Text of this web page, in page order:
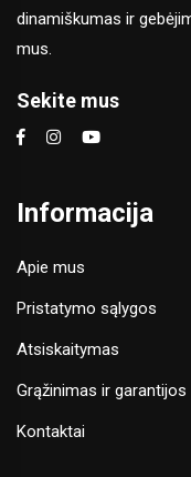
dinamiškumas ir
mus.
Sekite mus
Informacija
Apie mus
Pristatymo sąlygos
Atsiskaitymas
Grąžinimas ir garantijos
Kontaktai